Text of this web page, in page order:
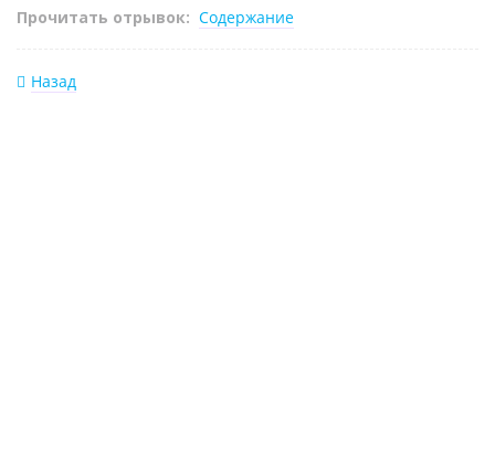
Прочитать отрывок: Содержание
Назад